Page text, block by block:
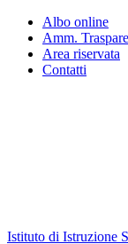
Albo online
Amm.
Area riservata
Contatti
Istituto di Istruzione